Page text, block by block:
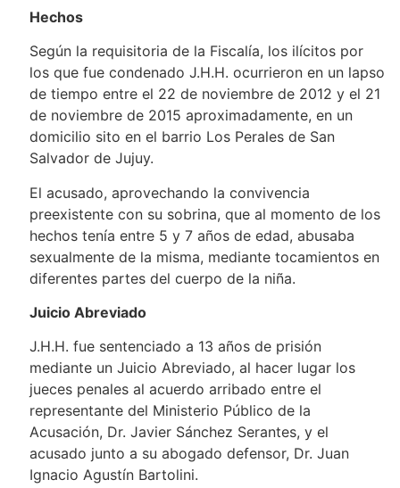
Hechos
Según la requisitoria de la Fiscalía, los ilícitos por
los que fue condenado J.H.H. ocurrieron en un lapso
de tiempo entre el 22 de noviembre de 2012 y el 21
de noviembre de 2015 aproximadamente, en un
domicilio sito en el barrio Los Perales de San
Salvador de Jujuy.
El acusado, aprovechando la convivencia
preexistente con su sobrina, que al momento de los
hechos tenía entre 5 y 7 años de edad, abusaba
sexualmente de la misma, mediante tocamientos en
diferentes partes del cuerpo de la niña.
Juicio Abreviado
J.H.H. fue sentenciado a 13 años de prisión
mediante un Juicio Abreviado, al hacer lugar los
jueces penales al acuerdo arribado entre el
representante del Ministerio Público de la
Acusación, Dr. Javier Sánchez Serantes, y el
acusado junto a su abogado defensor, Dr. Juan
Ignacio Agustín Bartolini.